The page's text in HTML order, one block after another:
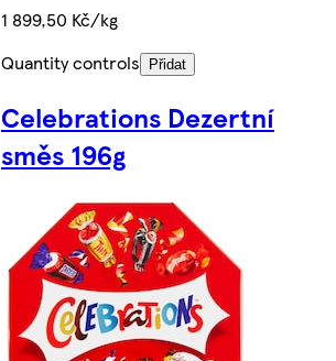
1 899,50 Kč/kg
Quantity controls
Přidat
Celebrations Dezertní
směs 196g